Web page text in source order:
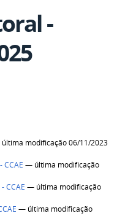
-
modificação 06/11/2023
CCAE — última modificação
CCAE — última modificação
— última modificação